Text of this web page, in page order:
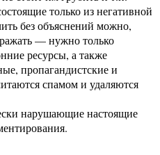
только из негативной
без объяснений можно,
— нужно только
ресурсы, а также
пропагандистские и
спамом и удаляются
нарушающие настоящие